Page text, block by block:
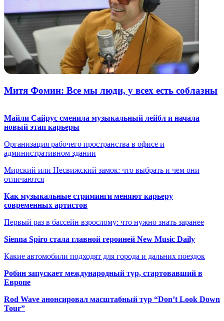
Митя Фомин: Все мы люди, у всех есть соблазны
Майли Сайрус сменила музыкальный лейбл и начала
новый этап карьеры
Организация рабочего пространства в офисе и
административном здании
Мирский или Несвижский замок: что выбрать и чем они
отличаются
Как музыкальные стриминги меняют карьеру
современных артистов
Первый раз в бассейн взрослому: что нужно знать заранее
Sienna Spiro стала главной героиней New Music Daily
Какие автомобили подходят для города и дальних поездок
Робин запускает международный тур, стартовавший в
Европе
Rod Wave анонсировал масштабный тур “Don’t Look Down
Tour”